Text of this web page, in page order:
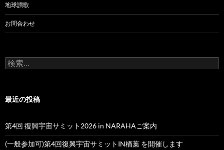
地球讃歌
お問合わせ
検
索:
最近の投稿
第4回 復興宇宙サミット2026 in NARAHAご案内
(一般参加可)第4回復興宇宙サミットIN楢葉 を開催します